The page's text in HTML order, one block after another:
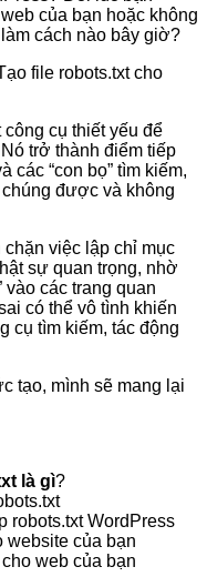
của bạn hoặc không
cách nào bây giờ?
file robots.txt cho
cụ thiết yếu để
trở thành điểm tiếp
các “con bọ” tìm kiếm,
được và không
việc lập chỉ mục
sự quan trọng, nhờ
vào các trang quan
có thể vô tình khiến
cụ tìm kiếm, tác động
tạo, mình sẽ mang lại
là gì?
robots.txt WordPress
website của bạn
web của bạn